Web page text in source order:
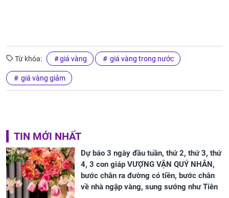
Từ khóa: giá vàng giá vàng trong nước
giá vàng giảm
TIN MỚI NHẤT
Dự báo 3 ngày đầu tuần, thứ 2, thứ 3, thứ
4, 3 con giáp VƯỢNG VẬN QUÝ NHÂN,
bước chân ra đường có tiền, bước chân
về nhà ngập vàng, sung sướng như Tiên